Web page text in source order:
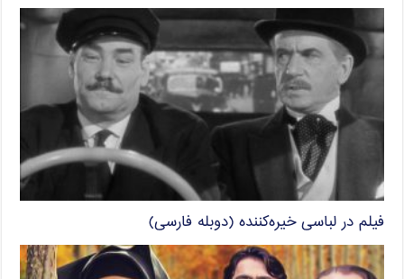
فیلم در لباسی خیره‌کننده (دوبله فارسی)